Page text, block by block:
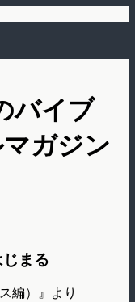
バイブ
ガジン
まる
編）』より